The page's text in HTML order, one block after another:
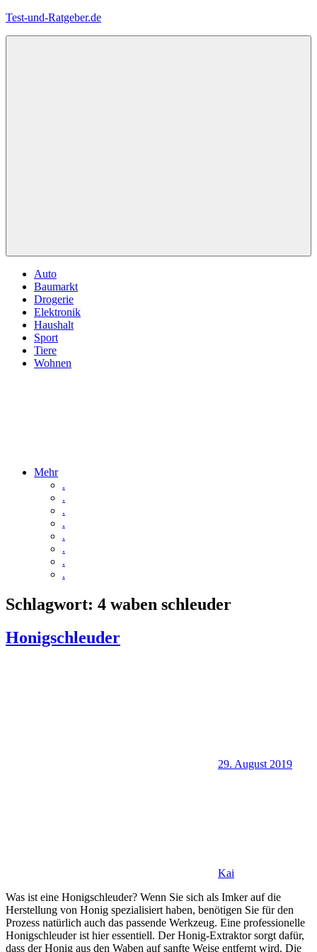
Zum
Test-und-Ratgeber.de
Auto
Baumarkt
Drogerie
Elektronik
Haushalt
Sport
Tiere
Wohnen
Mehr
.
.
.
.
.
.
.
.
Schlagwort: 4 waben schleuder
Honigschleuder
29. August 2019
Kai
Was ist eine Honigschleuder? Wenn Sie sich als Imker auf die
Herstellung von Honig spezialisiert haben, benötigen Sie für den
Prozess natürlich auch das passende Werkzeug. Eine professionelle
Honigschleuder ist hier essentiell. Der Honig-Extraktor sorgt dafür,
dass der Honig aus den Waben auf sanfte Weise entfernt wird. Die